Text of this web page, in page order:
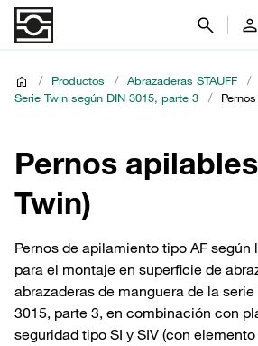
/ Productos / Abrazaderas STAUFF
/
Serie Twin según DIN 3015, parte 3
/
Pernos
Twin)
Pernos de apilamiento tipo AF según
para el montaje en superficie de
abrazaderas de manguera de la serie
3015, parte 3, en combinación con
seguridad tipo SI y SIV (con